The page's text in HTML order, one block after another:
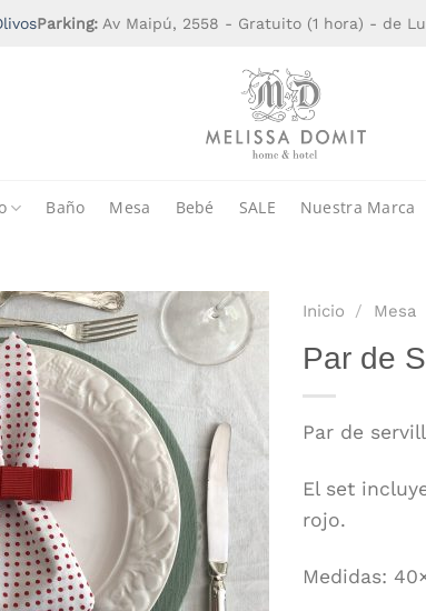
Parking:Av Maipú, 2558 - Gratuito (1 hora) - de
Baño Mesa Bebé SALE Nuestra Marca
Inicio / Mesa
Par de
Par de
El set
rojo.
Medidas: